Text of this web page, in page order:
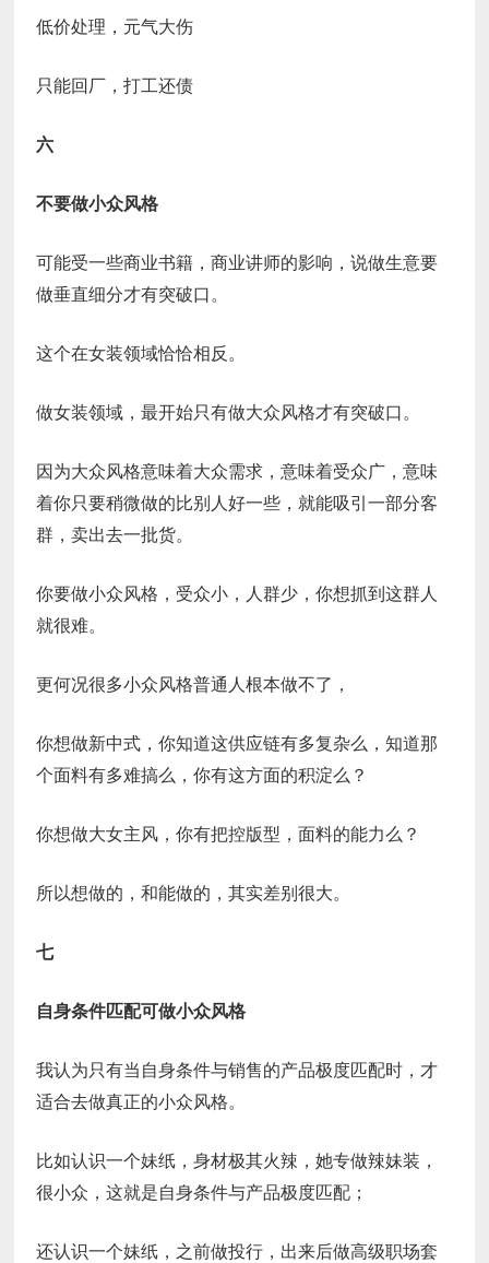
低价处理，元气大伤
只能回厂，打工还债
六
不要做小众风格
可能受一些商业书籍，商业讲师的影响，说做生意要
做垂直细分才有突破口。
这个在女装领域恰恰相反。
做女装领域，最开始只有做大众风格才有突破口。
因为大众风格意味着大众需求，意味着受众广，意味
着你只要稍微做的比别人好一些，就能吸引一部分客
群，卖出去一批货。
你要做小众风格，受众小，人群少，你想抓到这群人
就很难。
更何况很多小众风格普通人根本做不了，
你想做新中式，你知道这供应链有多复杂么，知道那
个面料有多难搞么，你有这方面的积淀么？
你想做大女主风，你有把控版型，面料的能力么？
所以想做的，和能做的，其实差别很大。
七
自身条件匹配可做小众风格
我认为只有当自身条件与销售的产品极度匹配时，才
适合去做真正的小众风格。
比如认识一个妹纸，身材极其火辣，她专做辣妹装，
很小众，这就是自身条件与产品极度匹配；
还认识一个妹纸，之前做投行，出来后做高级职场套